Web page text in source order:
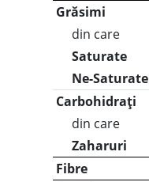
Grăsimi
din care
Saturate
Ne-Saturate
Carbohidrați
din care
Zaharuri
Fibre